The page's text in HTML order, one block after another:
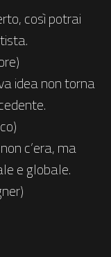
così potrai
idea non torna
c’era, ma
e globale.